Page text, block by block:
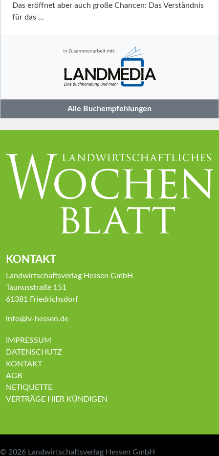
Das eröffnet aber auch große Chancen: Das Verständnis
für das …
Alle Buchempfehlungen
KONTAKT
Landwirtschaftsverlag Hessen GmbH
Taunusstraße 151
61381 Friedrichsdorf
info@lv-hessen.de
IMPRESSUM
DATENSCHUTZ
KONTAKT
AGB
NETIQUETTE
VERTRÄGE HIER KÜNDIGEN
© 2026 Landwirtschaftsverlag Hessen GmbH